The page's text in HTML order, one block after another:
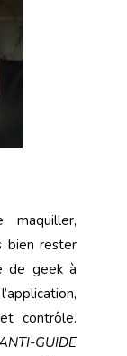
bien rester
de geek à
contrôle.
GUIDE